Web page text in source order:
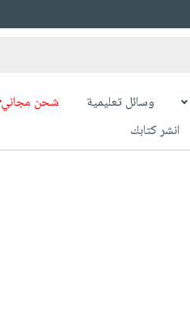
وسائل تعليمية شحن مجاني
انشر كتابك